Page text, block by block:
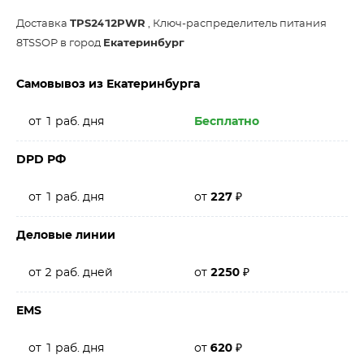
Доставка TPS2412PWR , Ключ-распределитель питания
8TSSOP в город Екатеринбург
Самовывоз из Екатеринбурга
от 1 раб. дня Бесплатно
DPD РФ
от 1 раб. дня от 227 ₽
Деловые линии
от 2 раб. дней от 2250 ₽
EMS
от 1 раб. дня от 620 ₽